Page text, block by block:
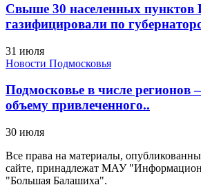
Свыше 30 населенных пунктов
газифицировали по
31 июля
Новости Подмосковья
Подмосковье в числе регионов
объему привлеченного..
30 июля
Все права на материалы,
сайте, принадлежат МАУ
"Большая Балашиха".